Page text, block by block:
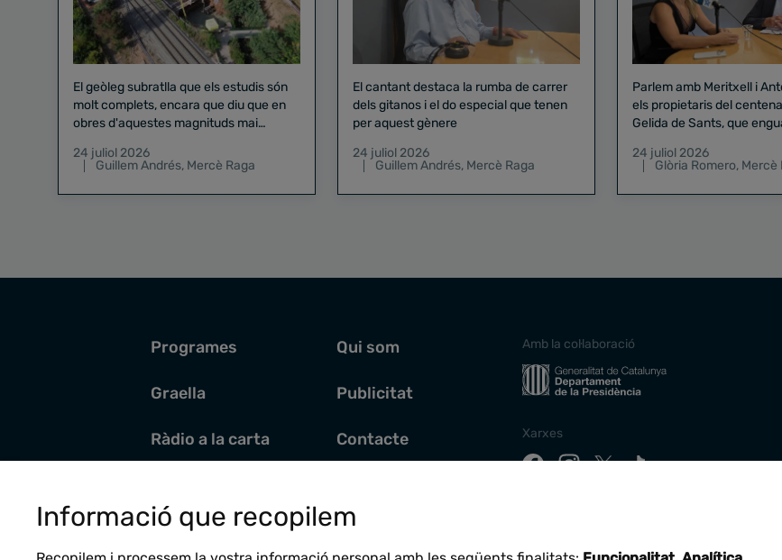
El geòleg subratlla que els estudis són
molt complets, encara que diu que en
obres d'aquestes magnituds mai
24 juliol 2026
Guillem Andrés, Mercè Raga
El cantant destaca la rumba de carrer
dels gitanos i el do especial que tenen
per aquest gènere
24 juliol 2026
Guillem Andrés, Mercè Raga
Parlem amb Meritxell i
els propietaris del centenari
Gelida de Sants, que
24 juliol 2026
Glòria Romero, Mercè
Programes
Graella
Ràdio a la carta
Actualitat
Qui som
Publicitat
Contacte
Amb la col·laboració
Xarxes
Informació que recopilem